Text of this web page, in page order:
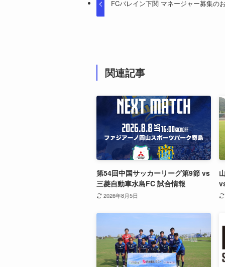
FCバレイン下関 マネージャー募集の
関連記事
第54回中国サッカーリーグ第9節 vs
三菱自動車水島FC 試合情報
2026年8月5日